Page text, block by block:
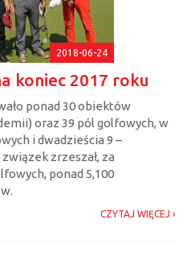
2018-06-24
koniec 2017 roku
ponad 30 obiektów
oraz 39 pól golfowych, w
i dwadzieścia 9 –
zrzeszał, za
ponad 5,100
CZYTAJ WIĘCEJ ›